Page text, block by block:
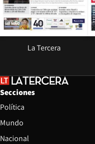
La Tercera
Secciones
Política
Mundo
Nacional